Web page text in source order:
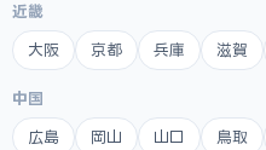
近畿
大阪 京都 兵庫 滋賀
中国
広島 岡山 山口 鳥取